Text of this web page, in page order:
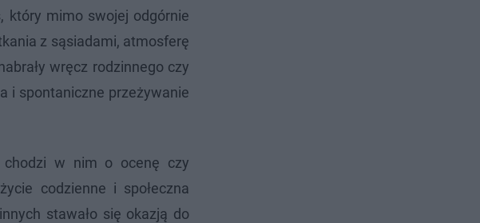
który mimo swojej odgórnie
z sąsiadami, atmosferę
wręcz rodzinnego czy
i spontaniczne przeżywanie
chodzi w nim o ocenę czy
codzienne i społeczna
stawało się okazją do